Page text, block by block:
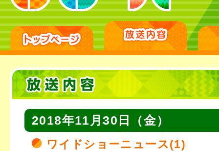
2018年11月30日（金）
ワイドショーニュース(1)